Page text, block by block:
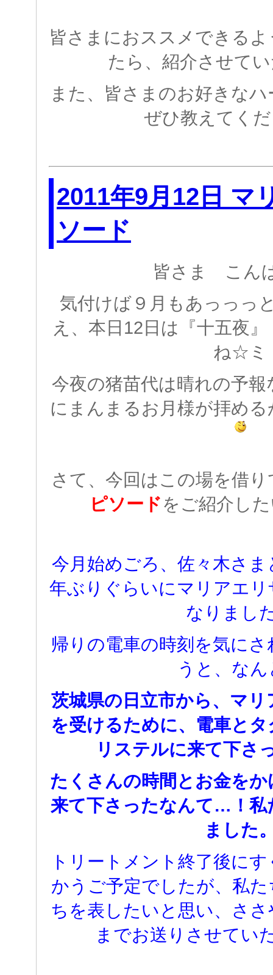
皆さまにおススメできる
たら、紹介させて
また、皆さまのお好きな
ぜひ教えてく
2011年9月12日 マ
ソード
皆さま こん
気付けば９月もあっっっ
え、本日12日は『十五夜
ね☆ミ
今夜の猪苗代は晴れの予
にまんまるお月様が拝め
さて、今回はこの場を借り
ピソードをご紹介し
今月始めごろ、佐々木さ
年ぶりぐらいにマリアエ
なりまし
帰りの電車の時刻を気に
うと、な
茨城県の日立市から、マ
を受けるために、電車と
リステルに来て下さ
たくさんの時間とお金を
来て下さったなんて…！私
ました
トリートメント終了後に
かうご予定でしたが、私
ちを表したいと思い、さ
までお送りさせてい